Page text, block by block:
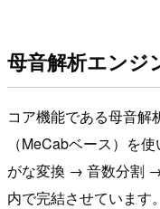
母音解析エンジ
コア機能である母音解
（MeCabベース）を
がな変換 → 音数分割
内で完結させています